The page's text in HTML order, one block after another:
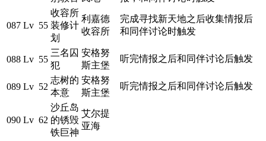
087 Lv 55
收容所
装修计
划
利嘉德
收容所
完成寻找新天地之后收集情报后
和同伴讨论时触发
088 Lv 55
三名囚
犯
安格努
斯主堡
听完情报之后和同伴讨论后触发
089 Lv 52
志树的
本意
安格努
斯主堡
听完情报之后和同伴讨论后触发
090 Lv 62
沙丘岛
的锈毁
铁巨神
艾尔提
亚海